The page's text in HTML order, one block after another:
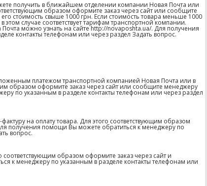
получить в ближайшем отделении компании Новая Почта или
образом оформите заказ через сайт или сообщите
стоимость свыше 1000 грн. Если стоимость товара меньше 1000
этом случае соответствует тарифам транспортной компании.
можно узнать на сайте http://novaposhta.ua/. Для получения
контакты телефонам или через раздел Задать вопрос.
платежом транспортной компанией Новая Почта или в
образом оформите заказ через сайт или сообщите менеджеру
по указанным в разделе контакты телефонам или через раздел
на оплату товара. Для этого соответствующим образом
получения помощи Вы можете обратиться к менеджеру по
вопрос.
образом оформите заказ через сайт и
к менеджеру по указанным в разделе контакты телефонам или